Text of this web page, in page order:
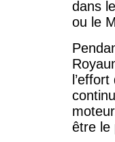
dans
ou le
être le